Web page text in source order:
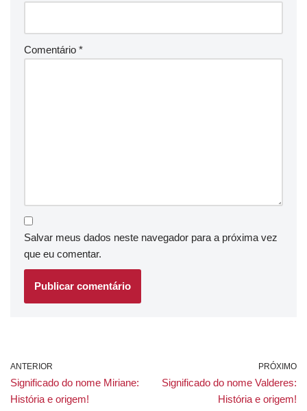
Comentário *
Salvar meus dados neste navegador para a próxima vez
que eu comentar.
ANTERIOR
Significado do nome Miriane:
História e origem!
PRÓXIMO
Significado do nome Valderes:
História e origem!